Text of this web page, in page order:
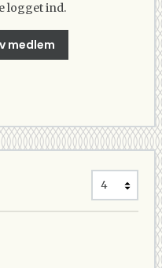
logget ind.
medlem